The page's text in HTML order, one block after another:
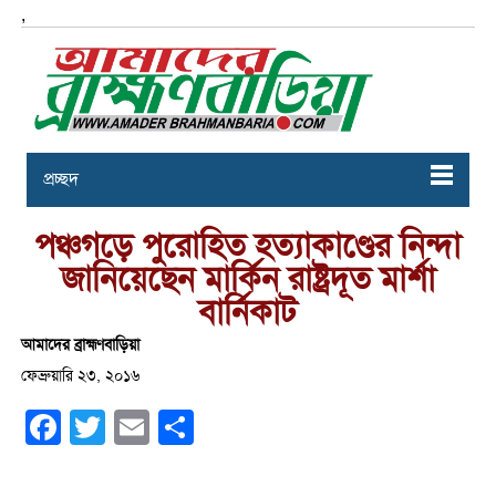
,
প্রচ্ছদ
পঞ্চগড়ে পুরোহিত হত্যাকাণ্ডের নিন্দা
জানিয়েছেন মার্কিন রাষ্ট্রদূত মার্শা
বার্নিকাট
আমাদের ব্রাহ্মণবাড়িয়া
ফেব্রুয়ারি ২৩, ২০১৬
Facebook
Twitter Email